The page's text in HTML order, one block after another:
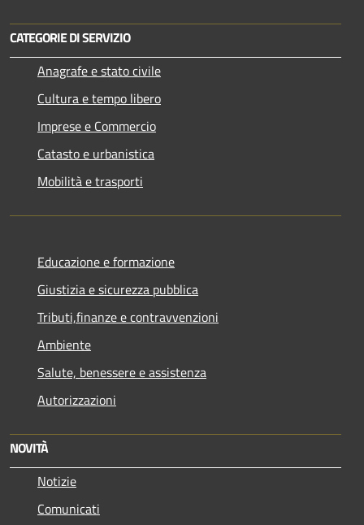
CATEGORIE DI SERVIZIO
Anagrafe e stato civile
Cultura e tempo libero
Imprese e Commercio
Catasto e urbanistica
Mobilità e trasporti
Educazione e formazione
Giustizia e sicurezza pubblica
Tributi,finanze e contravvenzioni
Ambiente
Salute, benessere e assistenza
Autorizzazioni
NOVITÀ
Notizie
Comunicati